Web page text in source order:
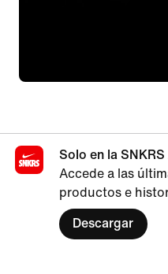
Solo en la SNKRS
Accede a las
productos e
Descargar